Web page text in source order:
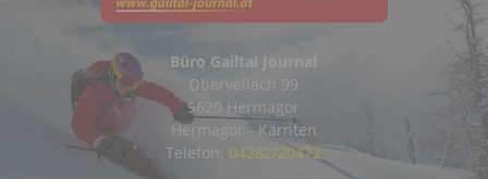
Büro Gailtal Journal
Obervellach 99
9620 Hermagor
Hermagor - Kärnten
Telefon: 04282/20472